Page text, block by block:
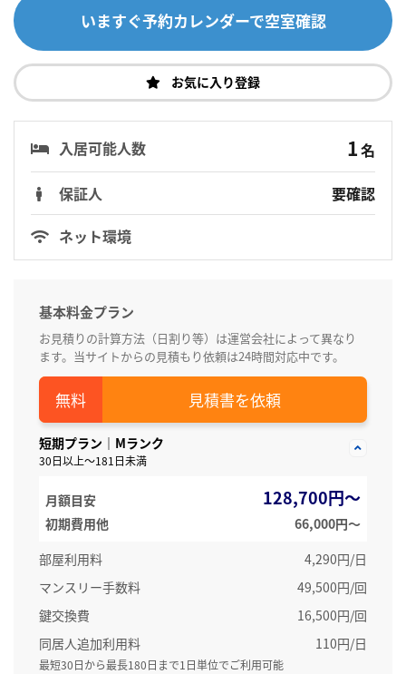
いますぐ予約カレンダーで空室確認
お気に入り登録
入居可能人数 1名
保証人
要確認
ネット環境
基本料金プラン
お見積りの計算方法（日割り等）は運営会社によって異なり
ます。当サイトからの見積もり依頼は24時間対応中です。
見積書を依頼
短期プラン｜Mランク
30日以上～181日未満
月額目安 128,700円～
初期費用他
66,000円〜
部屋利用料
4,290円/日
マンスリー手数料
49,500円/回
鍵交換費
16,500円/回
同居人追加利用料
110円/日
最短30日から最長180日まで1日単位でご利用可能